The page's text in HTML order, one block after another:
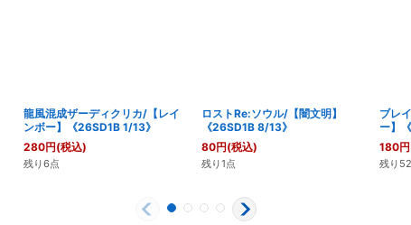
龍風混成ザーディクリカ/【レイ
ンボー】《26SD1B 1/13》
280円(税込)
残り6点
ロストRe:ソウル/【闇文明】
《26SD1B 8/13》
80円(税込)
残り1点
ブレ
ー】
180円
残り